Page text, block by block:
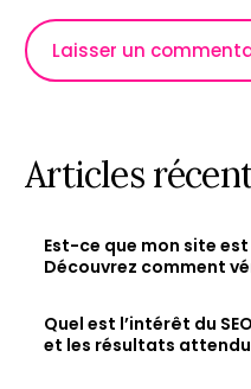
Articles
Est-ce que mon site
Découvrez comment
Quel est l’intérêt du
et les résultats